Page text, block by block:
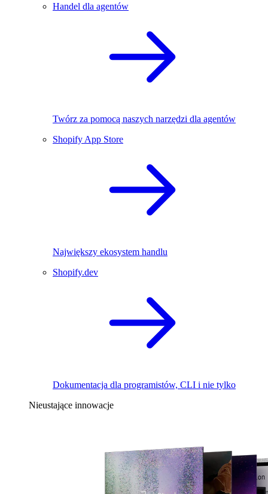
Handel dla agentów
Twórz za pomocą naszych narzędzi dla agentów
Shopify App Store
Największy ekosystem handlu
Shopify.dev
Dokumentacja dla programistów, CLI i nie tylko
Nieustające innowacje